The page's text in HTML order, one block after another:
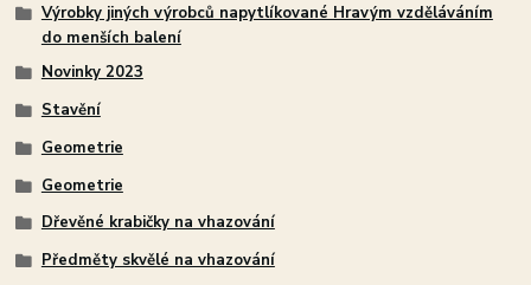
Výrobky jiných výrobců napytlíkované Hravým vzděláváním
do menších balení
Novinky 2023
Stavění
Geometrie
Geometrie
Dřevěné krabičky na vhazování
Předměty skvělé na vhazování